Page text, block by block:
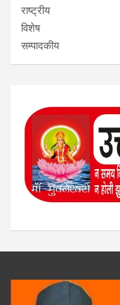
राष्ट्रीय
विशेष
सम्पादकीय